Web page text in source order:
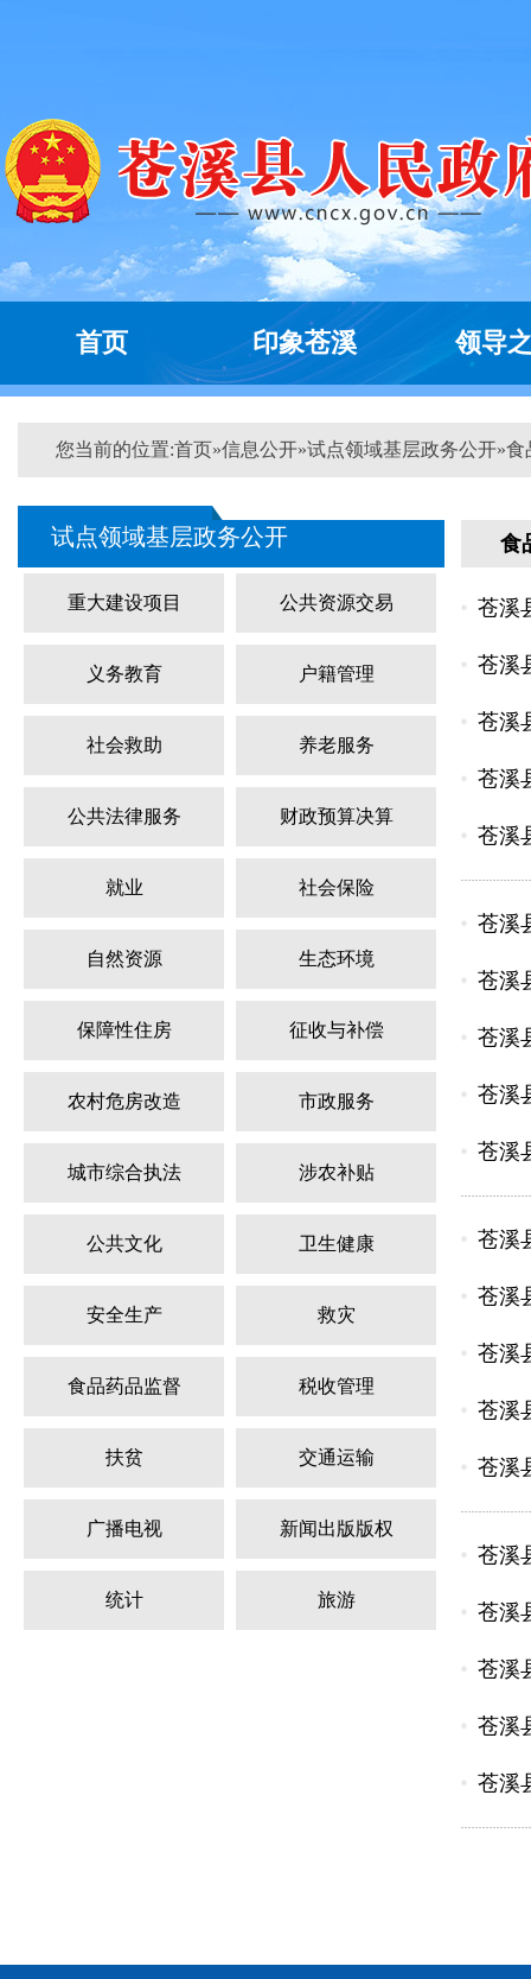
首页 印象苍溪 领导
您当前的位置:首页»信息公开»试点领域基层政务公开»食
试点领域基层政务公开
重大建设项目 公共资源交易
义务教育 户籍管理
社会救助 养老服务
公共法律服务 财政预算决算
就业 社会保险
自然资源 生态环境
保障性住房 征收与补偿
农村危房改造 市政服务
城市综合执法 涉农补贴
公共文化 卫生健康
安全生产 救灾
食品药品监督 税收管理
扶贫 交通运输
广播电视 新闻出版版权
统计 旅游
食
苍溪
苍溪
苍溪
苍溪
苍溪
苍溪
苍溪
苍溪
苍溪
苍溪
苍溪
苍溪
苍溪
苍溪
苍溪
苍溪
苍溪
苍溪
苍溪
苍溪